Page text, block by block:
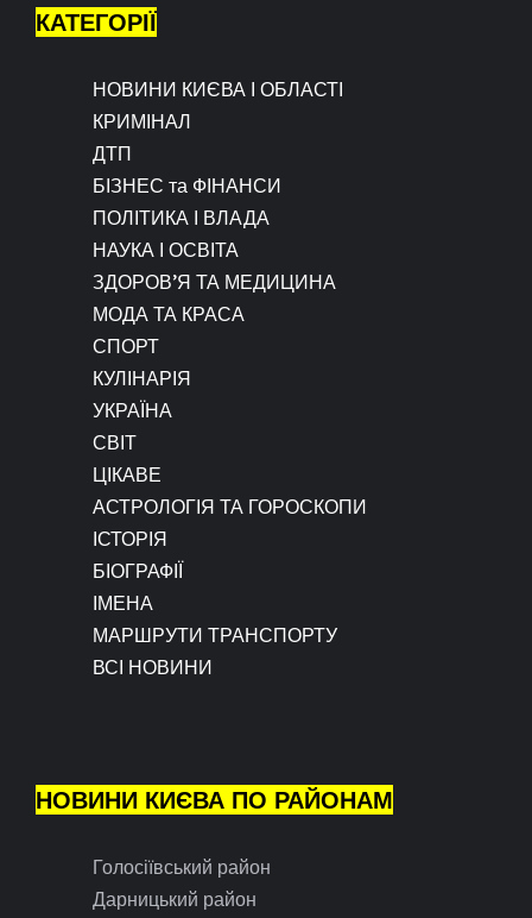
КАТЕГОРІЇ
НОВИНИ КИЄВА І ОБЛАСТІ
КРИМІНАЛ
ДТП
БІЗНЕС та ФІНАНСИ
ПОЛІТИКА І ВЛАДА
НАУКА І ОСВІТА
ЗДОРОВ’Я ТА МЕДИЦИНА
МОДА ТА КРАСА
СПОРТ
КУЛІНАРІЯ
УКРАЇНА
СВІТ
ЦІКАВЕ
АСТРОЛОГІЯ ТА ГОРОСКОПИ
ІСТОРІЯ
БІОГРАФІЇ
ІМЕНА
МАРШРУТИ ТРАНСПОРТУ
ВСІ НОВИНИ
НОВИНИ КИЄВА ПО РАЙОНАМ
Голосіївський район
Дарницький район